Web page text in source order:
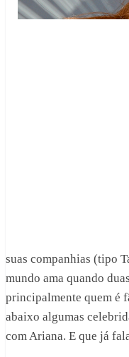
suas companhias (tipo
mundo ama quando
principalmente quem é
abaixo algumas
com Ariana. E que já